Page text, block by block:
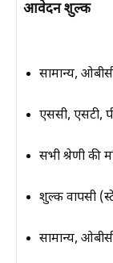
आवेदन शुल्क
सामान्य,
एससी, एसटी,
सभी श्रेणी की
शुल्क वापसी
सामान्य,